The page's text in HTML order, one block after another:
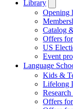
Library
Opening
Catalog
Offers
US
Event
Language
Kids &
Lifelong
Offers